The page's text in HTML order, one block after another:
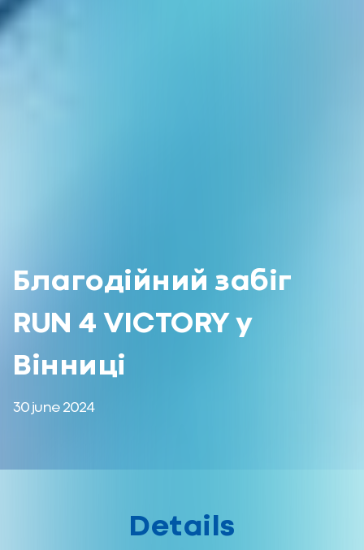
Благодійний забіг
RUN 4 VICTORY у
Вінниці
30 june 2024
Details